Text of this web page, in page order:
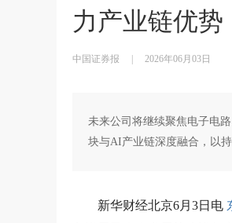
力产业链优势
中国证券报 2026年06月03日
未来公司将继续聚焦电子电
块与AI产业链深度融合，以
新华财经北京6月3日电